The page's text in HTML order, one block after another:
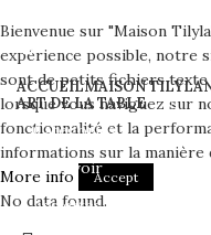
ACCUEILMAISON TILYLA
ART DE LA TABLE
Catégories
Tout voir
Assiettes
Bienvenue sur "Maison
expérience possible, notre
sont de petits fichiers
lorsque vous naviguez sur
fonctionnalité et la
informations sur la manière
More info
Accept
No data found.